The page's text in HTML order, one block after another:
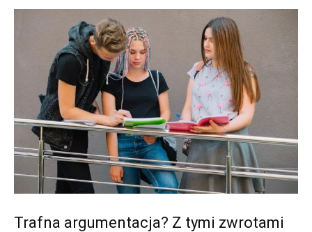
Trafna argumentacja? Z tymi zwrotami